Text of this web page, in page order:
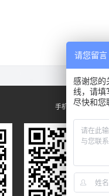
手机网站
请您留言
感谢您的
线，请填
尽快和您